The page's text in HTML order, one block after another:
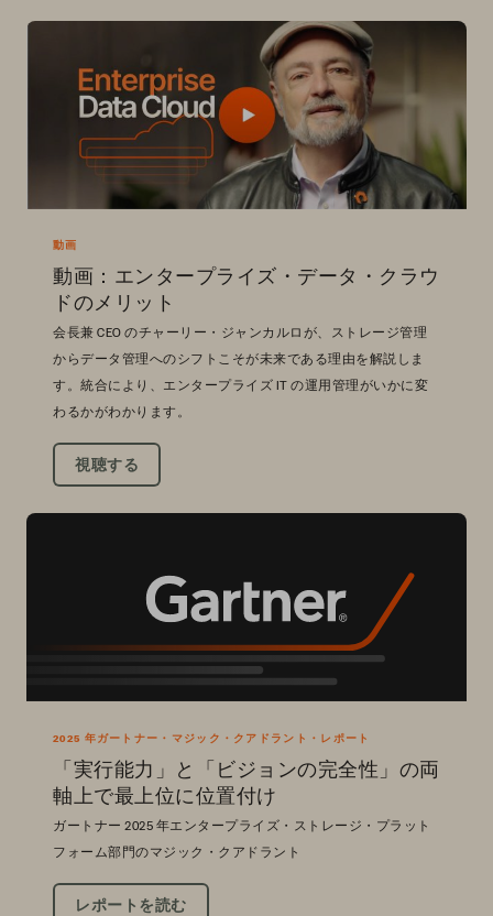
動画
動画：エンタープライズ・データ・クラウ
ドのメリット
会長兼 CEO のチャーリー・ジャンカルロが、ストレージ管理
からデータ管理へのシフトこそが未来である理由を解説しま
す。統合により、エンタープライズ IT の運用管理がいかに変
わるかがわかります。
視聴する
2025 年ガートナー・マジック・クアドラント・レポート
「実行能力」と「ビジョンの完全性」の両
軸上で最上位に位置付け
ガートナー 2025 年エンタープライズ・ストレージ・プラット
フォーム部門のマジック・クアドラント
レポートを読む